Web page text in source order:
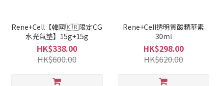
Rene+Cell【韓國🇰🇷限定CG
水光氣墊】15g+15g
HK$338.00
HK$600.00
Rene+Cell透明質酸精華素
30ml
HK$298.00
HK$620.00